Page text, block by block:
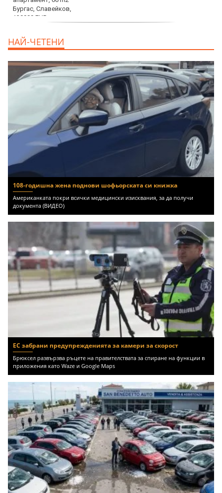
НАЙ-ЧЕТЕНИ
108-годишна жена поднови шофьорската си книжка
Американката покри всички медицински изисквания, за да получи
документа (ВИДЕО)
ЕС забрани предупрежденията за камери за скорост
Брюксел развързва ръцете на правителствата за спиране на функции в
приложения като Waze и Google Maps